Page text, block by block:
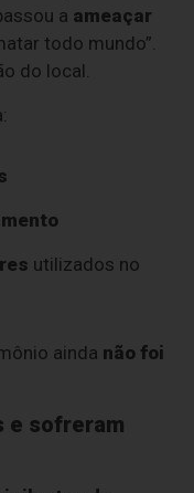
a ameaçar
todo mundo”.
do local.
utilizados no
ainda não foi
e sofreram